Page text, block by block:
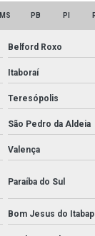
MS PB PI
Belford Roxo
Itaboraí
Teresópolis
São Pedro da Aldeia
Valença
Paraíba do Sul
Bom Jesus do